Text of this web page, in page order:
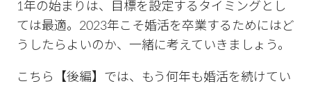
1年の始まりは、目標を設定するタイミングとし
ては最適。2023年こそ婚活を卒業するためにはど
うしたらよいのか、一緒に考えていきましょう。
こちら【後編】では、もう何年も婚活を続けてい